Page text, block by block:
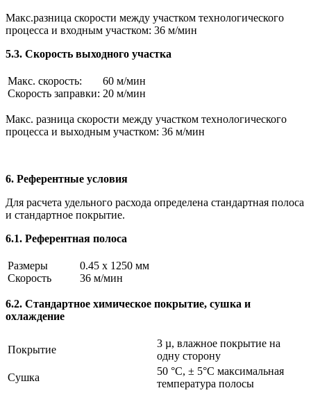
Макс.разница скорости между участком технологического
процесса и входным участком: 36 м/мин
5.3. Скорость выходного участка
Макс. скорость:
Скорость заправки:
60 м/мин
20 м/мин
Макс. разница скорости между участком технологического
процесса и выходным участком: 36 м/мин
6. Референтные условия
Для расчета удельного расхода определена стандартная полоса
и стандартное покрытие.
6.1. Референтная полоса
Размеры
Скорость
0.45 x 1250 мм
36 м/мин
6.2. Стандартное химическое покрытие, сушка и
охлаждение
Покрытие
3 µ, влажное покрытие на
одну сторону
Сушка
50 °C, ± 5°C максимальная
температура полосы